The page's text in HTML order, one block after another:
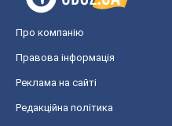
Про компанію
Правова інформація
Реклама на сайті
Редакційна політика